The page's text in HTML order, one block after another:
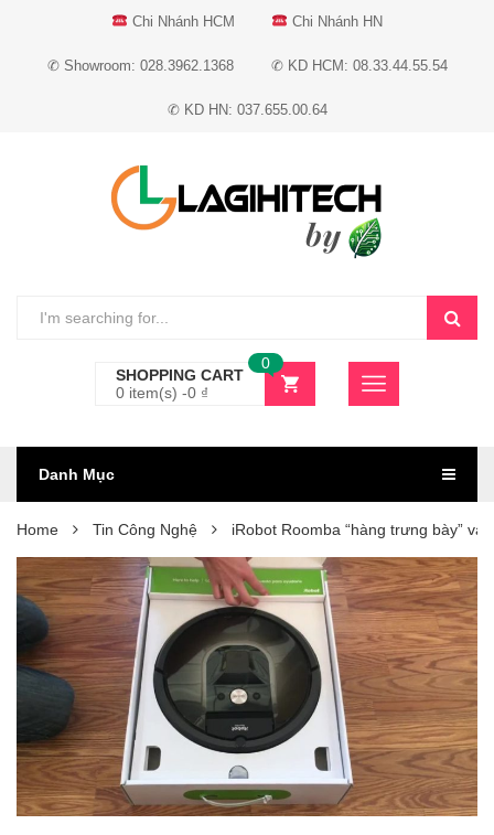
Chi Nhánh HCM Chi Nhánh HN
✆ Showroom: 028.3962.1368 ✆ KD HCM: 08.33.44.55.54
✆ KD HN: 037.655.00.64
SHOPPING CART
0 item(s) -0 ₫
0
Danh Mục
Home Tin Công Nghệ iRobot Roomba “hàng trưng bày”